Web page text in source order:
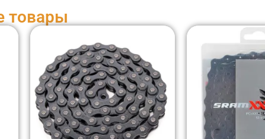
товары